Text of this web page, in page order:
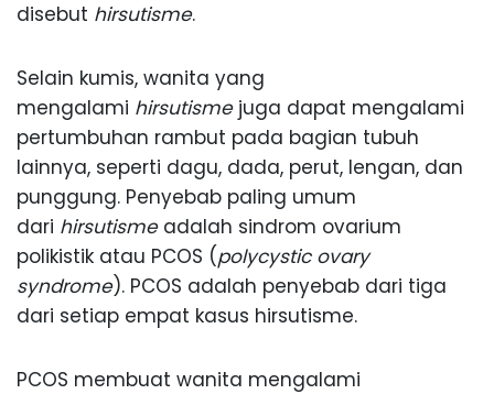
disebut hirsutisme.
Selain kumis, wanita yang
mengalami hirsutismejuga dapat mengalami
pertumbuhan rambut pada bagian tubuh
lainnya, seperti dagu, dada, perut, lengan, dan
punggung. Penyebab paling umum
dari hirsutismeadalah sindrom ovarium
polikistik atau PCOS (polycystic ovary
syndrome). PCOS adalah penyebab dari tiga
dari setiap empat kasus hirsutisme.
PCOS membuat wanita mengalami